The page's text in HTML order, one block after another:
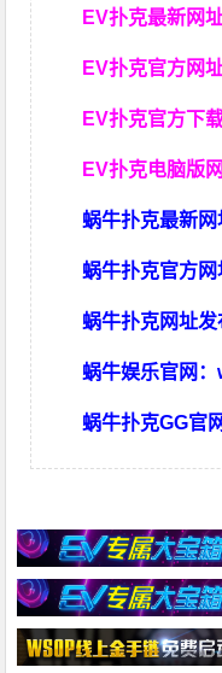
EV扑克最新网
EV扑克官方网
EV扑克官方下
EV扑克电脑版
蜗牛扑克最新网
蜗牛扑克官方网
蜗牛扑克网址
蜗牛娱乐官网：
蜗牛扑克GG官